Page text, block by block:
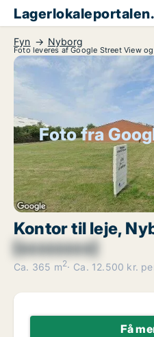
Fyn Nyborg
Foto leveres af Google Street View
Foto fra
Kontor til leje,
[xxxxxxxx]
Ca. 365 m2 Ca. 12.500 kr.
Få